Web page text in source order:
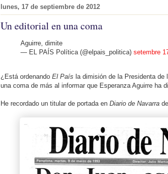
lunes, 17 de septiembre de 2012
Un editorial en una coma
Aguirre, dimite
— EL PAÍS Política (@elpais_politica) setembre
¿Está ordenando El País la dimisión de la Presidenta de
una coma de más al informar que Esperanza Aguirre ha
He recordado un titular de portada en Diario de Navarra